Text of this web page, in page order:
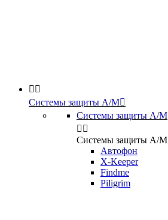
 
Системы защиты А/М
Системы защиты А/М
 
Системы защиты А/М
Автофон
X-Keeper
Findme
Piligrim